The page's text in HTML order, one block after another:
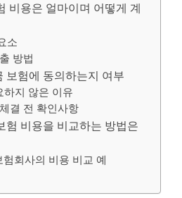
비용은 얼마이며 어떻게 계
소
방법
보험에 동의하는지 여부
하지 않은 이유
결 전 확인사항
험 비용을 비교하는 방법은
험회사의 비용 비교 예